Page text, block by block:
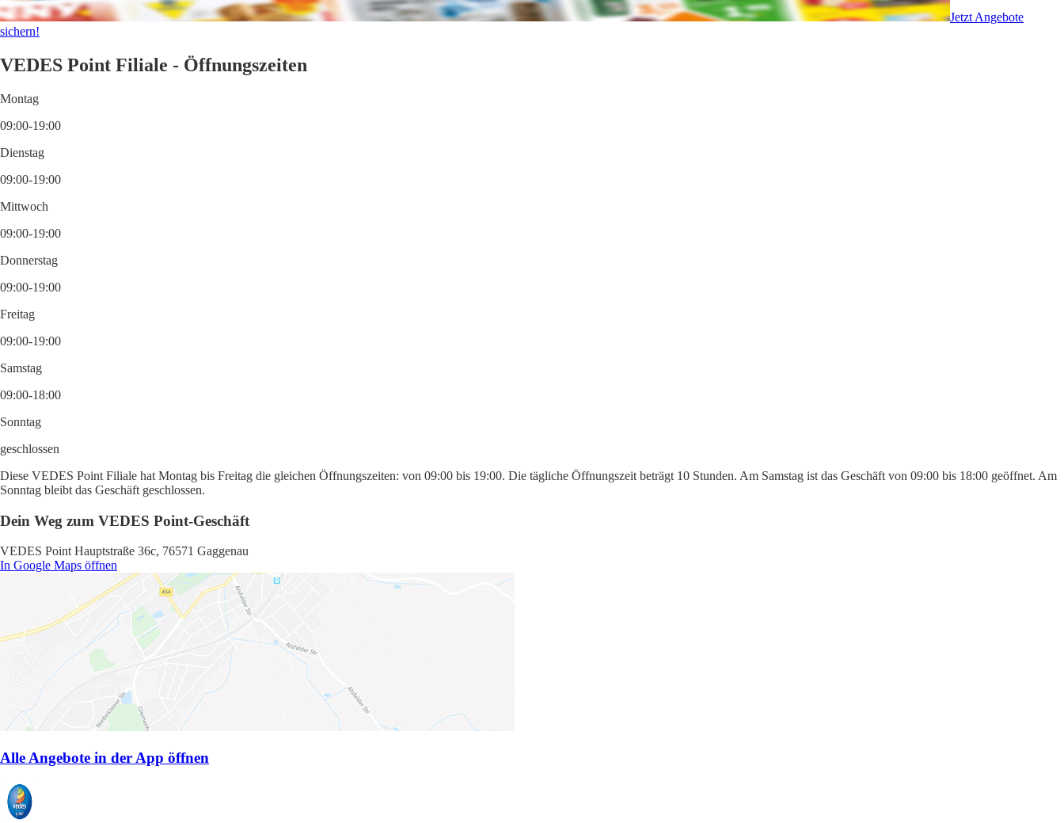
Jetzt Angebote
sichern!
VEDES Point Filiale - Öffnungszeiten
Montag
09:00-19:00
Dienstag
09:00-19:00
Mittwoch
09:00-19:00
Donnerstag
09:00-19:00
Freitag
09:00-19:00
Samstag
09:00-18:00
Sonntag
geschlossen
Diese VEDES Point Filiale hat Montag bis Freitag die gleichen Öffnungszeiten: von 09:00 bis 19:00. Die tägliche Öffnungszeit beträgt 10 Stunden. Am Samstag ist das Geschäft von 09:00 bis 18:00 geöffnet. Am
Sonntag bleibt das Geschäft geschlossen.
Dein Weg zum VEDES Point-Geschäft
VEDES Point Hauptstraße 36c, 76571 Gaggenau
In Google Maps öffnen
Alle Angebote in der App öffnen